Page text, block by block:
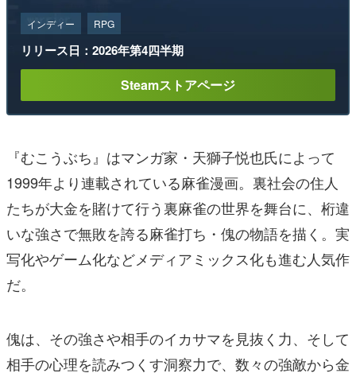
インディー RPG
リリース日：2026年第4四半期
Steamストアページ
『むこうぶち』はマンガ家・天獅子悦也氏によって
1999年より連載されている麻雀漫画。裏社会の住人
たちが大金を賭けて行う裏麻雀の世界を舞台に、桁違
いな強さで無敗を誇る麻雀打ち・傀の物語を描く。実
写化やゲーム化などメディアミックス化も進む人気作
だ。
傀は、その強さや相手のイカサマを見抜く力、そして
相手の心理を読みつくす洞察力で、数々の強敵から金